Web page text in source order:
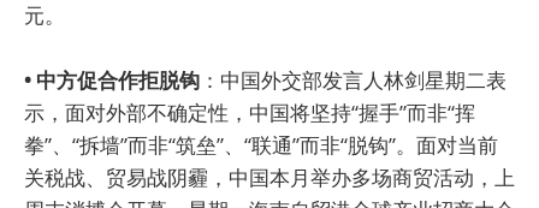
元。
• 中方促合作拒脱钩 ：中国外交部发言人林剑星期二表
示，面对外部不确定性，中国将坚持“握手”而非“挥
拳”、“拆墙”而非“筑垒”、“联通”而非“脱钩”。面对当前
关税战、贸易战阴霾，中国本月举办多场商贸活动，上